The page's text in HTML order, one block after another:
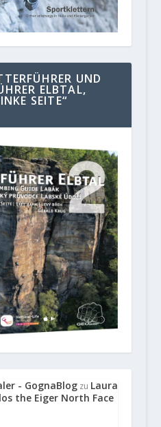
UND
ELBTAL,
SEITE“
- GognaBlogzu Laura
the Eiger North Face